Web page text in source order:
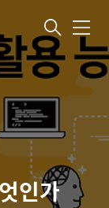
메
뉴
인가